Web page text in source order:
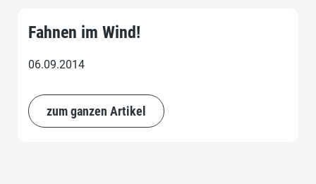
Fahnen im Wind!
06.09.2014
zum ganzen Artikel